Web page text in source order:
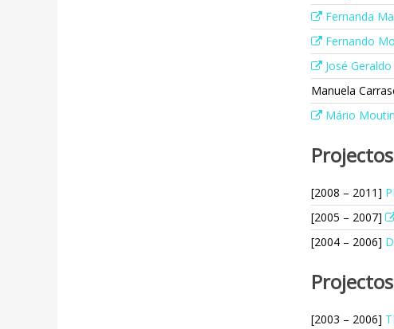
Fernanda
Fernando
José
Manuela
Mário
[2008 – 2011]
[2005 – 2007]
[2004 – 2006]
[2003 – 2006]